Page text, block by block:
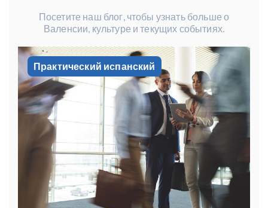
Посетите наш блог, чтобы узнать больше о
Валенсии, культуре и текущих событиях.
Практический испанский